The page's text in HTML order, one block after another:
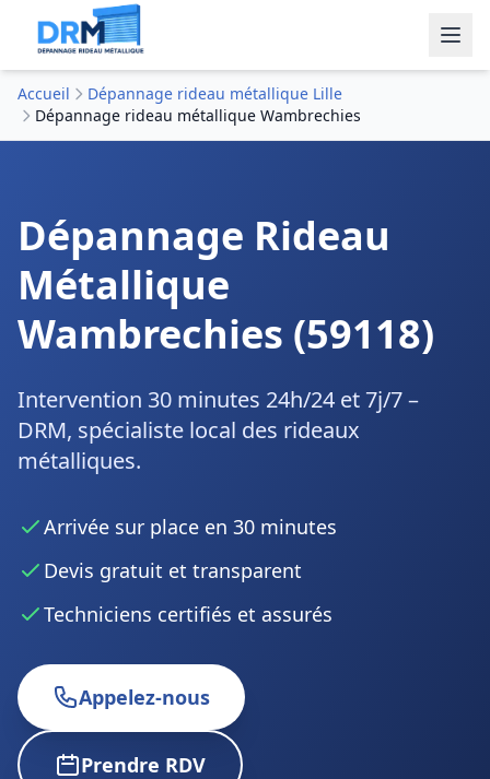
Accueil
Dépannage rideau métallique Lille
Dépannage rideau métallique Wambrechies
Dépannage Rideau
Métallique
Wambrechies (59118)
Intervention 30 minutes 24h/24 et 7j/7 –
DRM, spécialiste local des rideaux
métalliques.
Arrivée sur place en 30 minutes
Devis gratuit et transparent
Techniciens certifiés et assurés
Appelez-nous
Prendre RDV